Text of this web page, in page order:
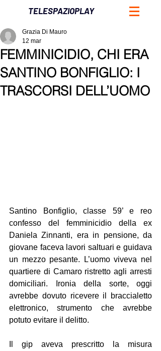
TELESPAZIOPLAY
FEMMINICIDIO, CHI ERA
SANTINO BONFIGLIO: I
TRASCORSI DELL’UOMO
Grazia Di Mauro
12 mar
Santino Bonfiglio, classe 59’ e reo
confesso del femminicidio della ex
Daniela Zinnanti, era in pensione, da
giovane faceva lavori saltuari e guidava
un mezzo pesante. L’uomo viveva nel
quartiere di Camaro ristretto agli arresti
domiciliari. Ironia della sorte, oggi
avrebbe dovuto ricevere il braccialetto
elettronico, strumento che avrebbe
potuto evitare il delitto.
Il gip aveva prescritto la misura